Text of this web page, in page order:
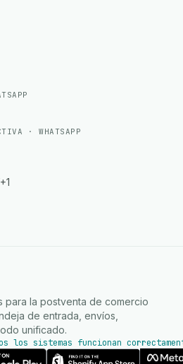
· WHATSAPP
para la postventa de comercio
de entrada, envíos,
unificado.
los sistemas funcionan